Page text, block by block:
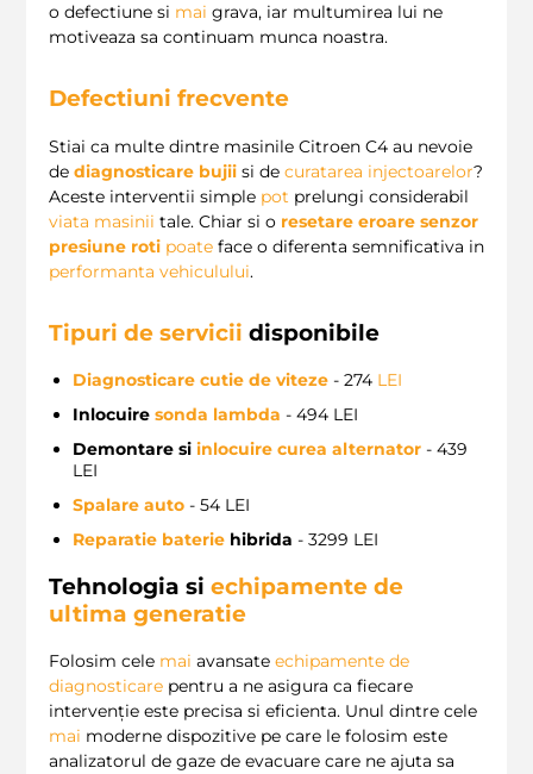
o defectiune si mai grava, iar multumirea lui ne
motiveaza sa continuam munca noastra.
Defectiuni frecvente
Stiai ca multe dintre masinile Citroen C4 au nevoie
de diagnosticare bujii si de curatarea injectoarelor?
Aceste interventii simple pot prelungi considerabil
viata masinii tale. Chiar si o resetare eroare senzor
presiune roti poate face o diferenta semnificativa in
performanta vehiculului.
Tipuri de servicii disponibile
Diagnosticare cutie de viteze - 274 LEI
Inlocuire sonda lambda - 494 LEI
Demontare si inlocuire curea alternator - 439
LEI
Spalare auto - 54 LEI
Reparatie baterie hibrida - 3299 LEI
Tehnologia si echipamente de
ultima generatie
Folosim cele mai avansate echipamente de
diagnosticare pentru a ne asigura ca fiecare
intervenție este precisa si eficienta. Unul dintre cele
mai moderne dispozitive pe care le folosim este
analizatorul de gaze de evacuare care ne ajuta sa